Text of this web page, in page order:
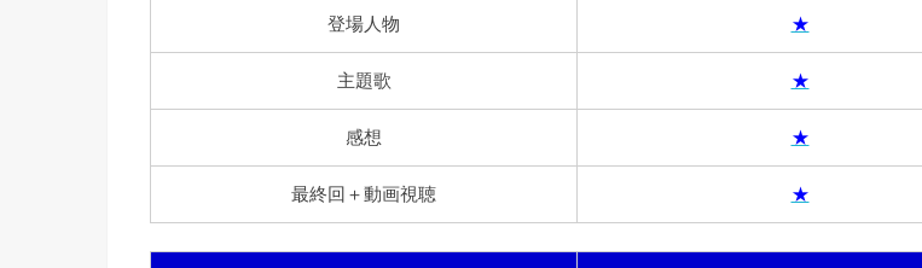
登場人物 ★
主題歌 ★
感想 ★
最終回＋動画視聴 ★